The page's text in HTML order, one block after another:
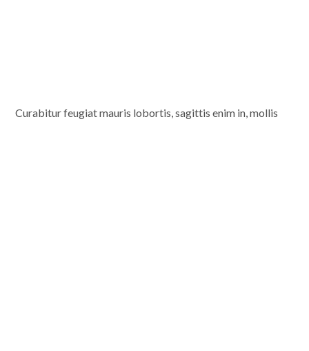
Curabitur feugiat mauris lobortis, sagittis enim in, mollis